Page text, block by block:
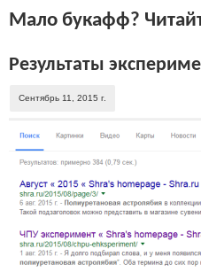
Мало букафф?
Результаты
Сентябрь 11, 2015 г.